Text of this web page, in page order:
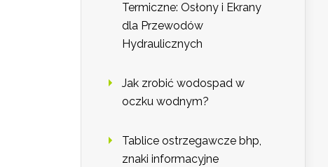
Termiczne: Osłony i Ekrany
dla Przewodów
Hydraulicznych
Jak zrobić wodospad w
oczku wodnym?
Tablice ostrzegawcze bhp,
znaki informacyjne